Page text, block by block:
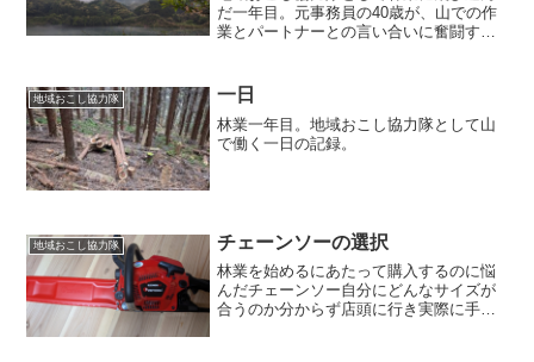
だ一年目。元事務員の40歳が、山での作
業とパートナーとの言い合いに奮闘す
地域おこし協力隊 一日
林業一年目。地域おこし協力隊として山
で働く一日の記録。
地域おこし協力隊 チェーンソーの選択
林業を始めるにあたって購入するのに悩
んだチェーンソー自分にどんなサイズが
合うのか分からず店頭に行き実際に手で